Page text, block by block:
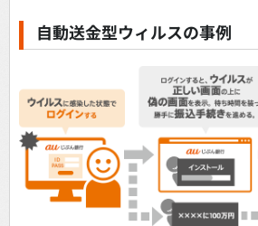
自動送金型ウィルスの事例